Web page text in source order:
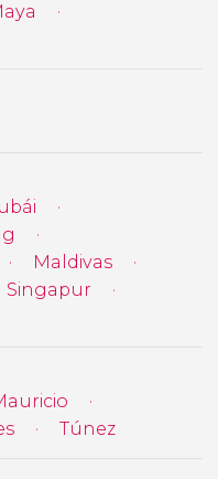
Maldivas
Singapur
Túnez